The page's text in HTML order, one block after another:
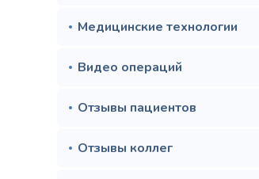
Медицинские технологии
Видео операций
Отзывы пациентов
Отзывы коллег